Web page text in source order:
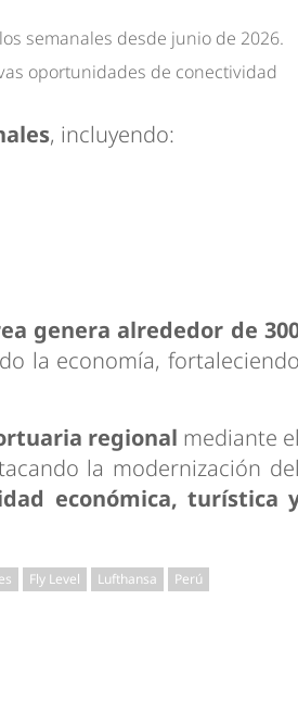
semanales desde junio de 2026.
oportunidades de conectividad
, incluyendo:
genera alrededor de
la economía, fortaleciendo
regional mediante el
la modernización del
económica, turística
Fly Level Lufthansa
Perú